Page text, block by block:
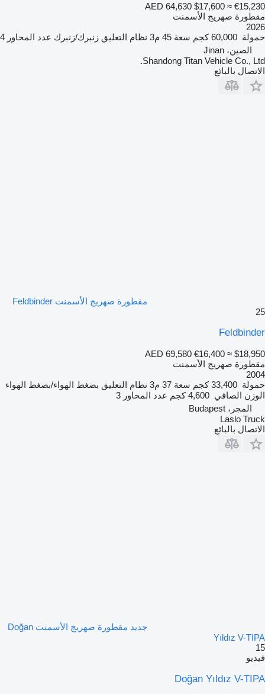
AED 64,630 $17,600 ≈ €15,230
مقطورة صهريج الأسمنت
2026
حمولة 60,000 كجم سعة 45 م3 نظام التعليق زنبرك/زنبرك عدد المحاور 4
الصين، Jinan
Shandong Titan Vehicle Co., Ltd.
الاتصال بالبائع
مقطورة صهريج الأسمنت Feldbinder
25
Feldbinder
AED 69,580 €16,400 ≈ $18,950
مقطورة صهريج الأسمنت
2004
حمولة 33,400 كجم سعة 37 م3 نظام التعليق بضغط الهواء/بضغط الهواء
الوزن الصافي 4,600 كجم عدد المحاور 3
المجر، Budapest
Laslo Truck
الاتصال بالبائع
جديد مقطورة صهريج الأسمنت Doğan
Yıldız V-TIPA
15
فيديو
Doğan Yıldız V-TIPA